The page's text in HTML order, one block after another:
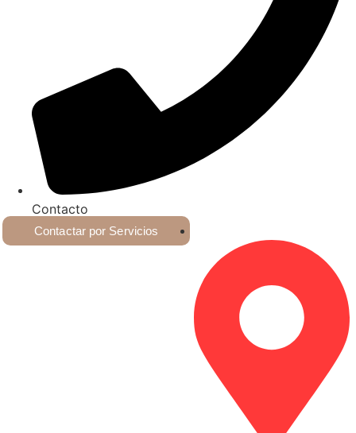
Contacto
Contactar por Servicios